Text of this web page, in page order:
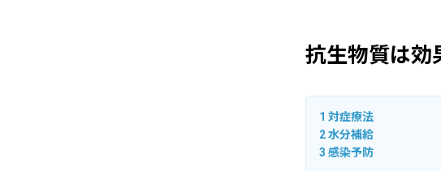
抗生物質は効
1 対症療法
2水分補給
3 感染予防